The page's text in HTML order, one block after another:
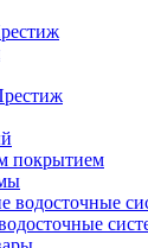
покрытием
водосточные